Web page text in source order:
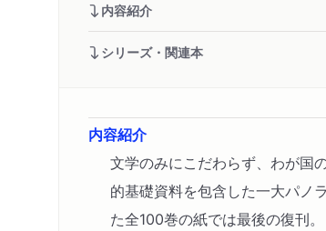
内容紹介
シリーズ・関連本
内容紹介
文学のみにこだわらず、わが国
的基礎資料を包含した一大パノ
た全100巻の紙では最後の復刊。